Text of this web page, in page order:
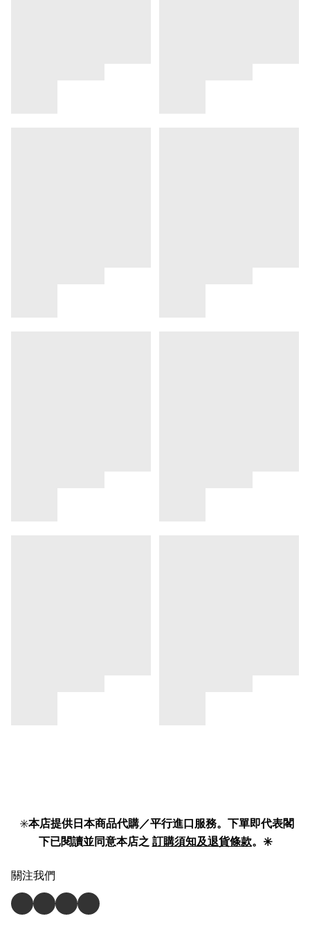
✳️本店提供日本商品代購／平行進口服務。下單即代表閣
下已閱讀並同意本店之 訂購須知及退貨條款。✳️
關注我們